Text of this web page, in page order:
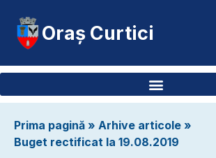
Oraș Curtici
Prima pagină » Arhive articole »
Buget rectificat la 19.08.2019